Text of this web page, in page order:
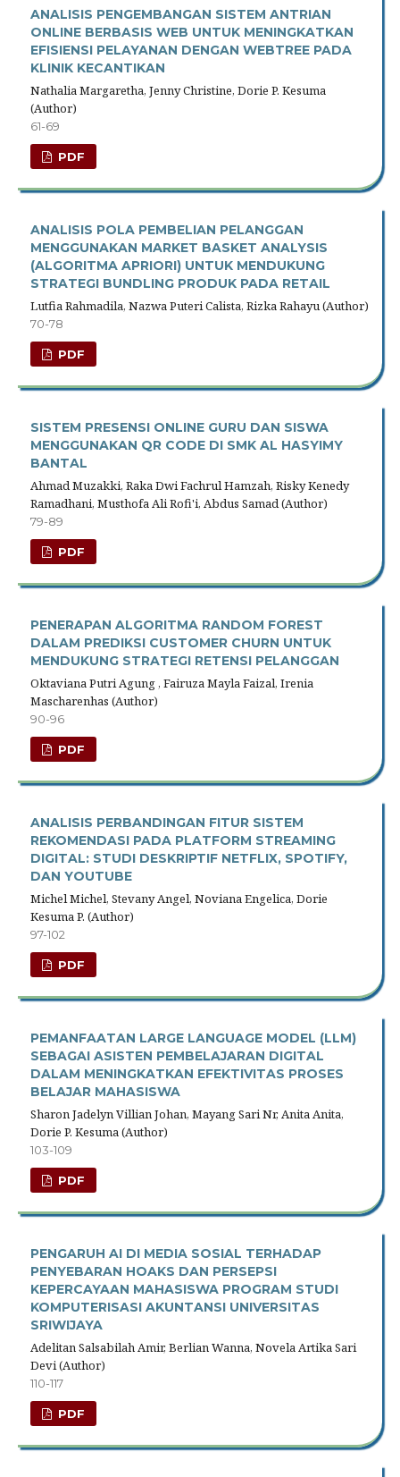
ANALISIS PENGEMBANGAN SISTEM ANTRIAN
ONLINE BERBASIS WEB UNTUK MENINGKATKAN
EFISIENSI PELAYANAN DENGAN WEBTREE PADA
KLINIK KECANTIKAN
Nathalia Margaretha, Jenny Christine, Dorie P. Kesuma
(Author)
61-69
PDF
ANALISIS POLA PEMBELIAN PELANGGAN
MENGGUNAKAN MARKET BASKET ANALYSIS
(ALGORITMA APRIORI) UNTUK MENDUKUNG
STRATEGI BUNDLING PRODUK PADA RETAIL
Lutfia Rahmadila, Nazwa Puteri Calista, Rizka Rahayu (Author)
70-78
PDF
SISTEM PRESENSI ONLINE GURU DAN SISWA
MENGGUNAKAN QR CODE DI SMK AL HASYIMY
BANTAL
Ahmad Muzakki, Raka Dwi Fachrul Hamzah, Risky Kenedy
Ramadhani, Musthofa Ali Rofi'i, Abdus Samad (Author)
79-89
PDF
PENERAPAN ALGORITMA RANDOM FOREST
DALAM PREDIKSI CUSTOMER CHURN UNTUK
MENDUKUNG STRATEGI RETENSI PELANGGAN
Oktaviana Putri Agung , Fairuza Mayla Faizal, Irenia
Mascharenhas (Author)
90-96
PDF
ANALISIS PERBANDINGAN FITUR SISTEM
REKOMENDASI PADA PLATFORM STREAMING
DIGITAL: STUDI DESKRIPTIF NETFLIX, SPOTIFY,
DAN YOUTUBE
Michel Michel, Stevany Angel, Noviana Engelica, Dorie
Kesuma P. (Author)
97-102
PDF
PEMANFAATAN LARGE LANGUAGE MODEL (LLM)
SEBAGAI ASISTEN PEMBELAJARAN DIGITAL
DALAM MENINGKATKAN EFEKTIVITAS PROSES
BELAJAR MAHASISWA
Sharon Jadelyn Villian Johan, Mayang Sari Nr, Anita Anita,
Dorie P. Kesuma (Author)
103-109
PDF
PENGARUH AI DI MEDIA SOSIAL TERHADAP
PENYEBARAN HOAKS DAN PERSEPSI
KEPERCAYAAN MAHASISWA PROGRAM STUDI
KOMPUTERISASI AKUNTANSI UNIVERSITAS
SRIWIJAYA
Adelitan Salsabilah Amir, Berlian Wanna, Novela Artika Sari
Devi (Author)
110-117
PDF